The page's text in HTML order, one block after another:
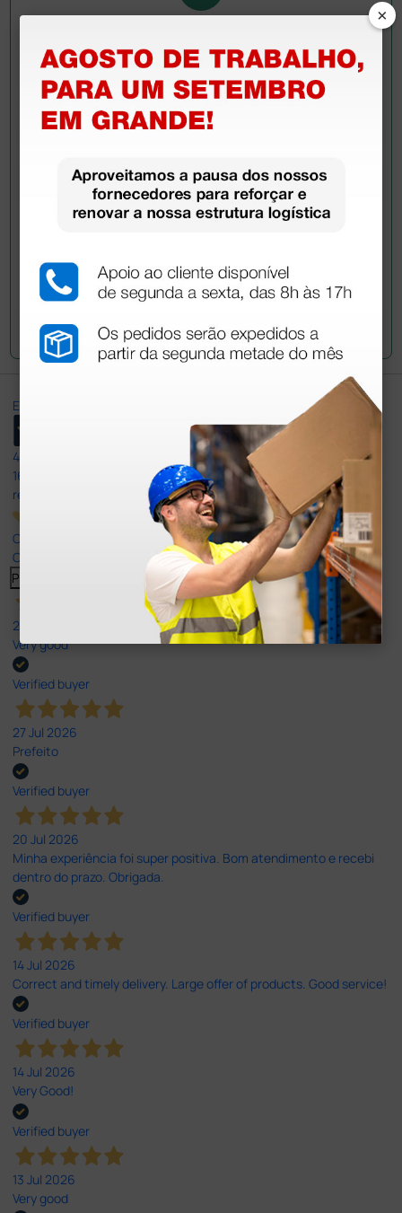
Pergunte a um colega
Ainda tem dúvidas?Necessita de mais
colegas que já adquiriram este produto.
Envie a sua questão
Excellent
4,8
165
reviews
Our 4 and 5 star reviews.
Click here to read them all >
Previous
27 Jul 2026
Very good
Verified buyer
27 Jul 2026
Prefeito
Verified buyer
20 Jul 2026
Minha experiência foi super positiva. Bom atendimento e recebi
dentro do prazo. Obrigada.
Verified buyer
14 Jul 2026
Correct and timely delivery. Large offer of products. Good service!
Verified buyer
14 Jul 2026
Very Good!
Verified buyer
13 Jul 2026
Very good
×